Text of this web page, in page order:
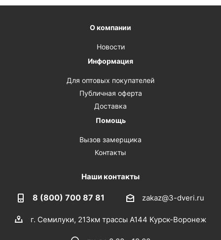
О компании
Новости
Информация
Для оптовых покупателей
Публичная оферта
Доставка
Помощь
Вызов замерщика
Контакты
Наши контакты
8 (800) 700 87 81 zakaz@3-dveri.ru
г. Семилуки, 213км трассы А144 Курск-Воронеж